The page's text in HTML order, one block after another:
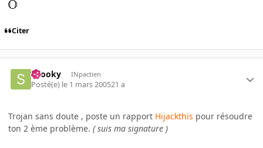
Citer
snooky INpactien
Posté(e) le 1 mars 200521 a
Trojan sans doute , poste un rapport Hijackthis pour résoudre
ton 2 ème problème. ( suis ma signature )